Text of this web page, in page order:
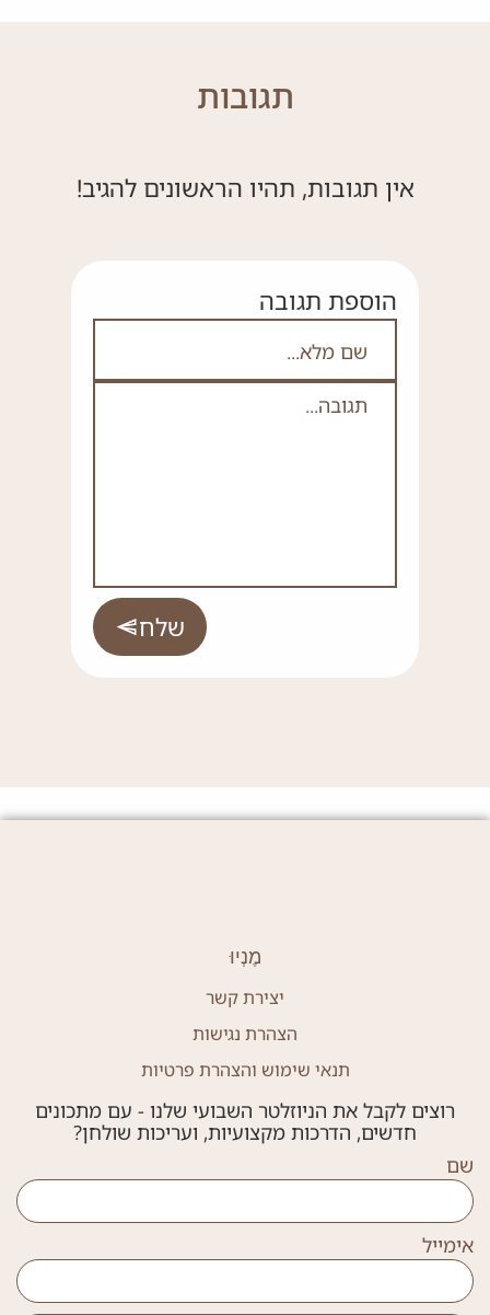
תגובות
אין תגובות, תהיו הראשונים להגיב!
אם אתה לא רובוט אל תמלא את השדה
הוספת תגובה
שם מלא
תגובה*
שלח
מֶנְיוּ
יצירת קשר
הצהרת נגישות
תנאי שימוש והצהרת פרטיות
רוצים לקבל את הניוזלטר השבועי שלנו - עם מתכונים
חדשים, הדרכות מקצועיות, ועריכות שולחן?
שם
אימייל